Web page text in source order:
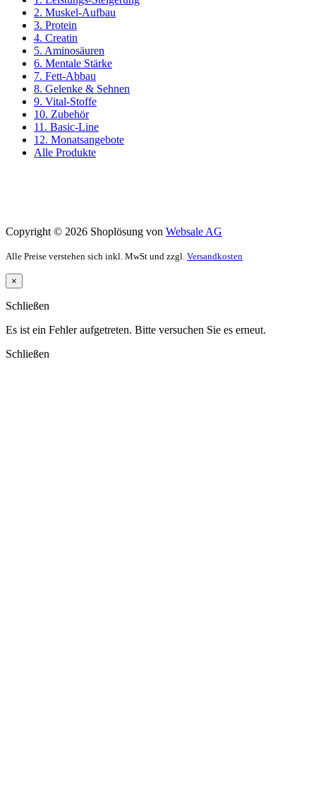
2. Muskel-Aufbau
3. Protein
4. Creatin
5. Aminosäuren
6. Mentale Stärke
7. Fett-Abbau
8. Gelenke & Sehnen
9. Vital-Stoffe
10. Zubehör
11. Basic-Line
12. Monatsangebote
Alle Produkte
Copyright © 2026 Shoplösung von Websale AG
Alle Preise verstehen sich inkl. MwSt und zzgl. Versandkosten
×
Schließen
Es ist ein Fehler aufgetreten. Bitte versuchen Sie es erneut.
Schließen